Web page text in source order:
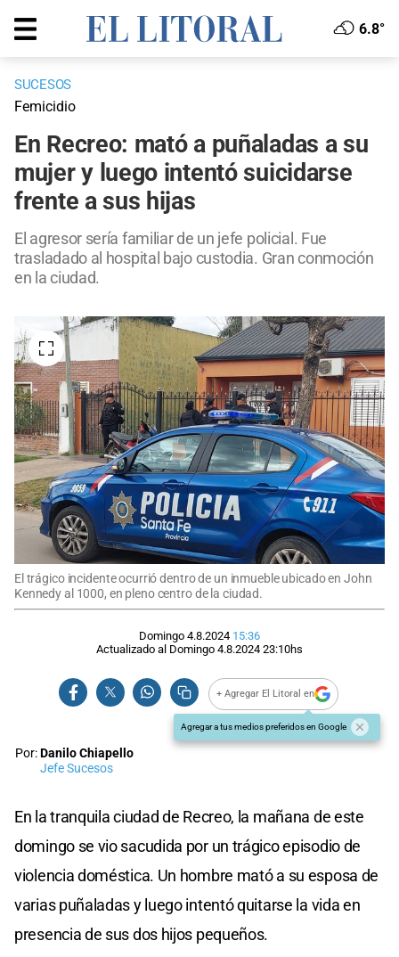
6.8°
SUCESOS
Femicidio
En Recreo: mató a puñaladas a su
mujer y luego intentó suicidarse
frente a sus hijas
El agresor sería familiar de un jefe policial. Fue
trasladado al hospital bajo custodia. Gran conmoción
en la ciudad.
El trágico incidente ocurrió dentro de un inmueble ubicado en John
Kennedy al 1000, en pleno centro de la ciudad.
Domingo 4.8.2024 15:36
Actualizado al Domingo 4.8.2024 23:10hs
+ Agregar El Litoral en
Agregar a tus medios preferidos en Google
Por:Danilo Chiapello
Jefe Sucesos
En la tranquila ciudad de Recreo, la mañana de este
domingo se vio sacudida por un trágico episodio de
violencia doméstica. Un hombre mató a su esposa de
varias puñaladas y luego intentó quitarse la vida en
presencia de sus dos hijos pequeños.